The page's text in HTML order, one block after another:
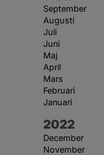
September
Augusti
Juli
Juni
Maj
April
Mars
Februari
Januari
År:
2022
December
November